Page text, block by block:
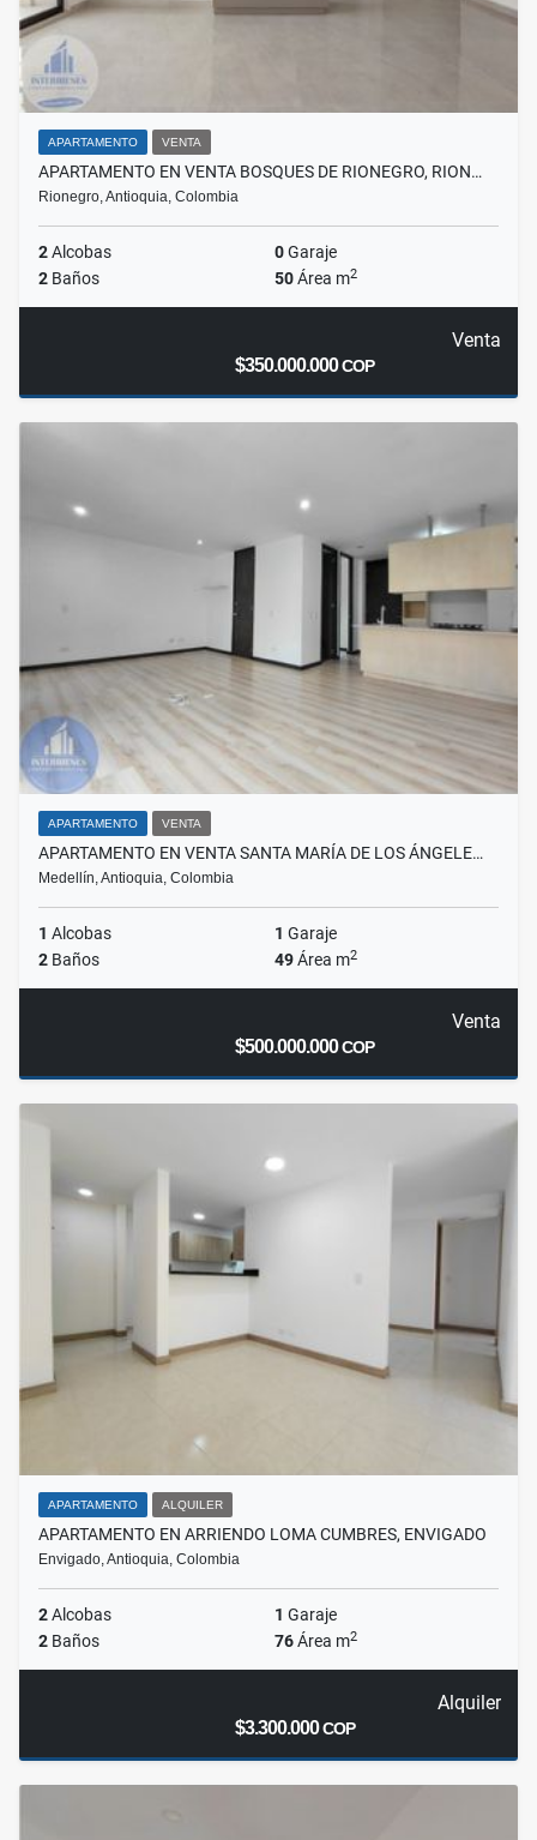
APARTAMENTO VENTA
APARTAMENTO EN VENTA BOSQUES DE RIONEGRO, RION…
Rionegro, Antioquia, Colombia
2Alcobas 0Garaje
2 Baños 50Área m2
Venta
$350.000.000COP
APARTAMENTO VENTA
APARTAMENTO EN VENTA SANTA MARÍA DE LOS ÁNGELE…
Medellín, Antioquia, Colombia
1 Alcobas 1 Garaje
2 Baños 49Área m2
Venta
$500.000.000COP
APARTAMENTO ALQUILER
APARTAMENTO EN ARRIENDO LOMA CUMBRES, ENVIGADO
Envigado, Antioquia, Colombia
2Alcobas 1 Garaje
2 Baños 76Área m2
Alquiler
$3.300.000COP